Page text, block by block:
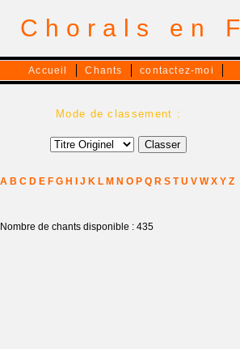
Chorals en
Accueil Chants contactez-moi
Mode de classement :
A B C D E F G H J K L M N O P Q R S T U V W X Y Z
Nombre de chants disponible : 435